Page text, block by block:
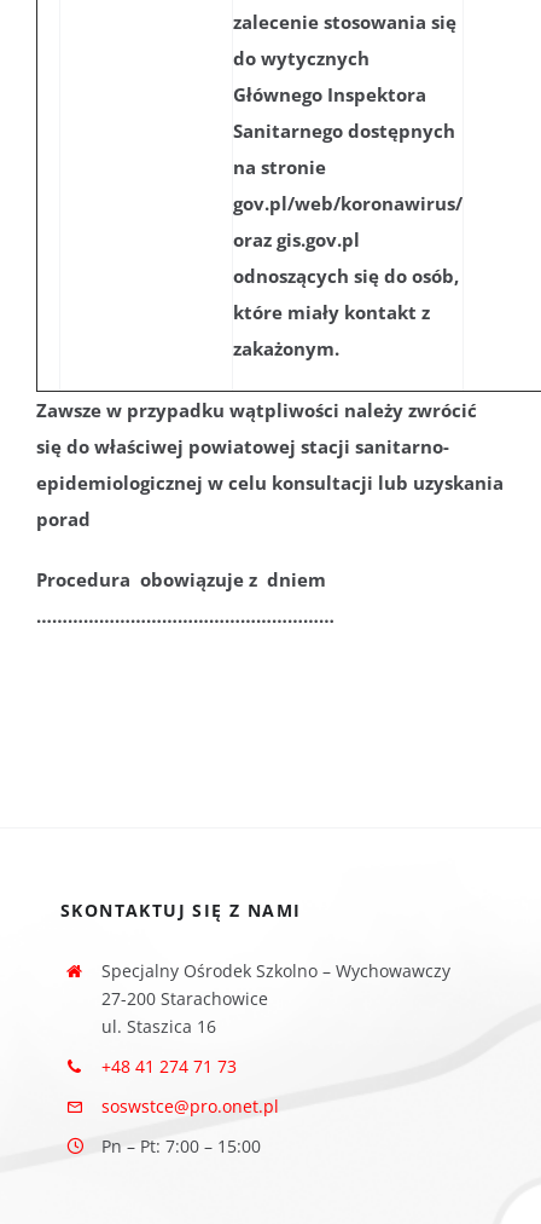
zalecenie stosowania się
do wytycznych
Głównego Inspektora
Sanitarnego dostępnych
na stronie
gov.pl/web/koronawirus/
oraz gis.gov.pl
odnoszących się do osób,
które miały kontakt z
zakażonym.
Zawsze w przypadku wątpliwości należy zwrócić
się do właściwej powiatowej stacji sanitarno-
epidemiologicznej w celu konsultacji lub uzyskania
porad
Procedura obowiązuje z dniem
…………………………………………………
SKONTAKTUJ SIĘ Z NAMI
Specjalny Ośrodek Szkolno – Wychowawczy
27-200 Starachowice
ul. Staszica 16
+48 41 274 71 73
soswstce@pro.onet.pl
Pn – Pt: 7:00 – 15:00